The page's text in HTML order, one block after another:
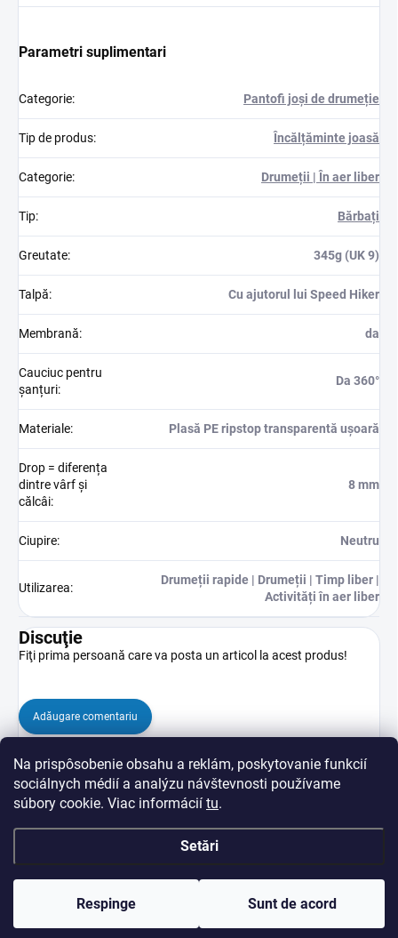
Na prispôsobenie obsahu a reklám, poskytovanie funkcií
sociálnych médií a analýzu návštevnosti používame
súbory cookie. Viac informácií tu.
Setări
Respinge Sunt de acord
Parametri suplimentari
Categorie: Pantofi joși de drumeție
Tip de produs: Încălțăminte joasă
Categorie: Drumeții | În aer liber
Tip: Bărbați
Greutate: 345g (UK 9)
Talpă: Cu ajutorul lui Speed Hiker
Membrană: da
Cauciuc pentru
șanțuri:
Da 360°
Materiale: Plasă PE ripstop transparentă ușoară
Drop = diferența
dintre vârf și
călcâi:
8 mm
Ciupire: Neutru
Utilizarea:
Drumeții rapide | Drumeții | Timp liber |
Activități în aer liber
Discuţie
Fiţi prima persoană care va posta un articol la acest produs!
Adăugare comentariu
Creat de Shoptet
Drepturi de autor 2026veredasport.ro. Toate drepturile rezervate.Editați